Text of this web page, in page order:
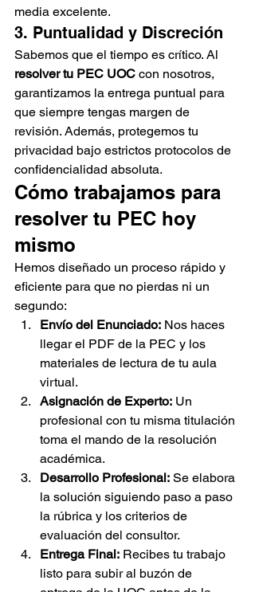
media excelente.
3. Puntualidad y Discreción
Sabemos que el tiempo es crítico. Al
resolver tu PEC UOC con nosotros,
garantizamos la entrega puntual para
que siempre tengas margen de
revisión. Además, protegemos tu
privacidad bajo estrictos protocolos de
confidencialidad absoluta.
Cómo trabajamos para
resolver tu PEC hoy
mismo
Hemos diseñado un proceso rápido y
eficiente para que no pierdas ni un
segundo:
Envío del Enunciado: Nos haces
llegar el PDF de la PEC y los
materiales de lectura de tu aula
virtual.
Asignación de Experto: Un
profesional con tu misma titulación
toma el mando de la resolución
académica.
Desarrollo Profesional: Se elabora
la solución siguiendo paso a paso
la rúbrica y los criterios de
evaluación del consultor.
Entrega Final: Recibes tu trabajo
listo para subir al buzón de